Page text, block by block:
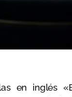
en inglés